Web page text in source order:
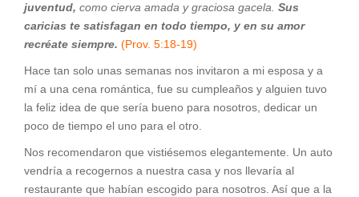
juventud, como cierva amada y graciosa gacela. Sus
caricias te satisfagan en todo tiempo, y en su amor
recréate siempre. (Prov. 5:18-19)
Hace tan solo unas semanas nos invitaron a mi esposa y a
mí a una cena romántica, fue su cumpleaños y alguien tuvo
la feliz idea de que sería bueno para nosotros, dedicar un
poco de tiempo el uno para el otro.
Nos recomendaron que vistiésemos elegantemente. Un auto
vendría a recogernos a nuestra casa y nos llevaría al
restaurante que habían escogido para nosotros. Así que a la